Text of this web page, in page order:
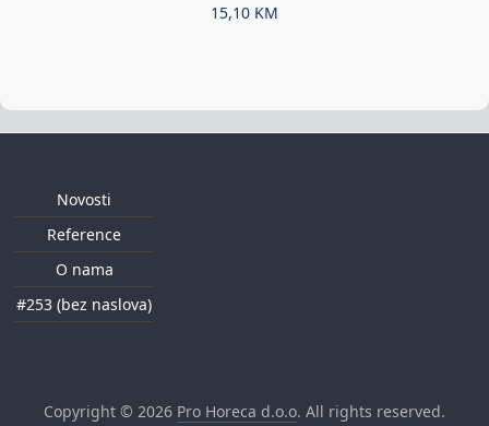
15,10 KM
Novosti
Reference
O nama
#253 (bez naslova)
Copyright © 2026 Pro Horeca d.o.o. All rights reserved.